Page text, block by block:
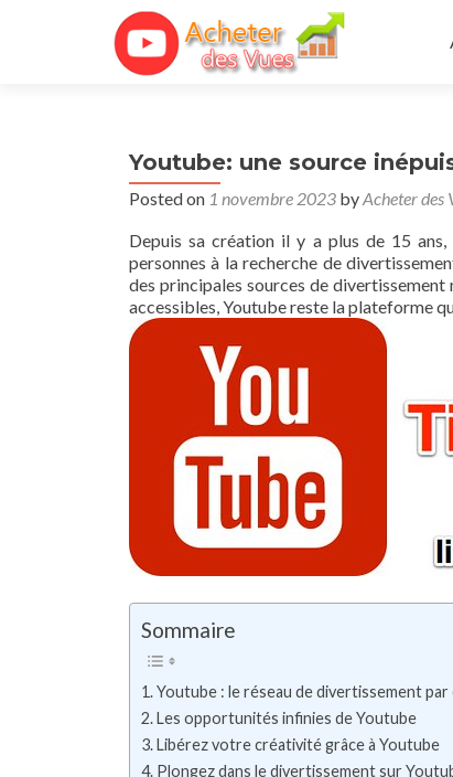
Youtube: une source
Posted on 1 novembre 2023 byAcheter des
Depuis sa création il y a plus de 15
personnes à la recherche de
des principales sources de
accessibles, Youtube reste la plateforme
Sommaire
1. Youtube : le réseau de divertissement par
2. Les opportunités infinies de Youtube
3. Libérez votre créativité grâce à Youtube
4. Plongez dans le divertissement sur